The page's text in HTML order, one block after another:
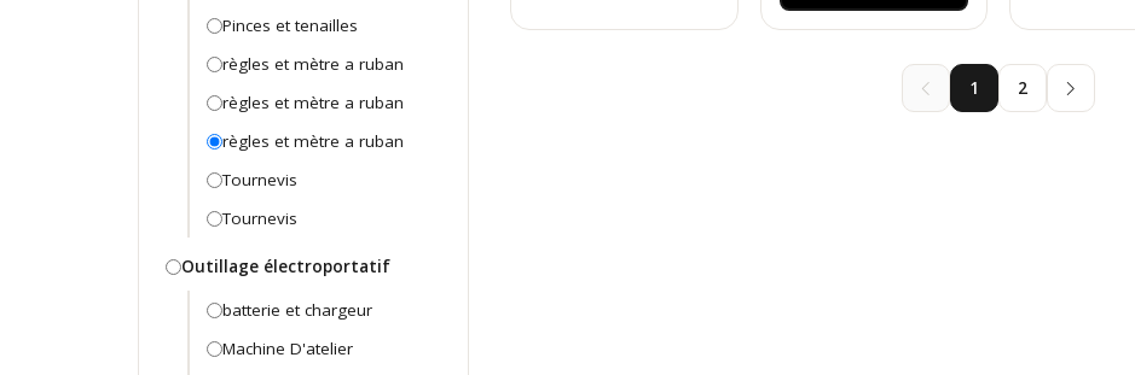
Pinces et tenailles
règles et mètre a ruban
règles et mètre a ruban
règles et mètre a ruban
Tournevis
Tournevis
Outillage électroportatif
batterie et chargeur
Machine D'atelier
1 2